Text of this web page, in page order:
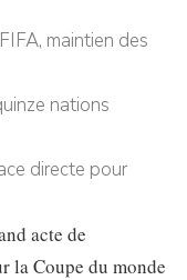
maintien des
nations
directe pour
acte de
la Coupe du monde